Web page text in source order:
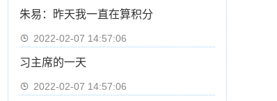
朱易：昨天我一直在算积分
2022-02-07 14:57:06
习主席的一天
2022-02-07 14:57:06